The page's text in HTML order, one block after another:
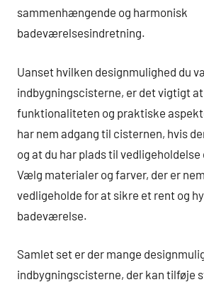
sammenhængende og harmonisk
badeværelsesindretning.
Uanset hvilken designmulighed du
indbygningscisterne, er det vigtigt
funktionaliteten og praktiske
har nem adgang til cisternen, hvis
og at du har plads til
Vælg materialer og farver, der er
vedligeholde for at sikre et rent og
badeværelse.
Samlet set er der mange
indbygningscisterne, der kan tilføje